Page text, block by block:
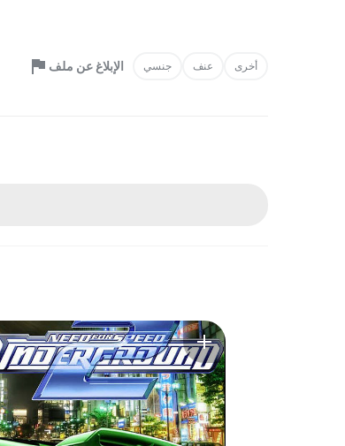
الإبلاغ عن ملف جنسي عنف أخرى